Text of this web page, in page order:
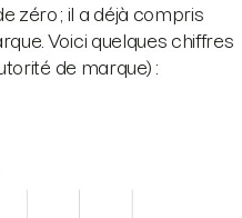
zéro ; il a déjà compris
Voici quelques chiffres
de marque) :